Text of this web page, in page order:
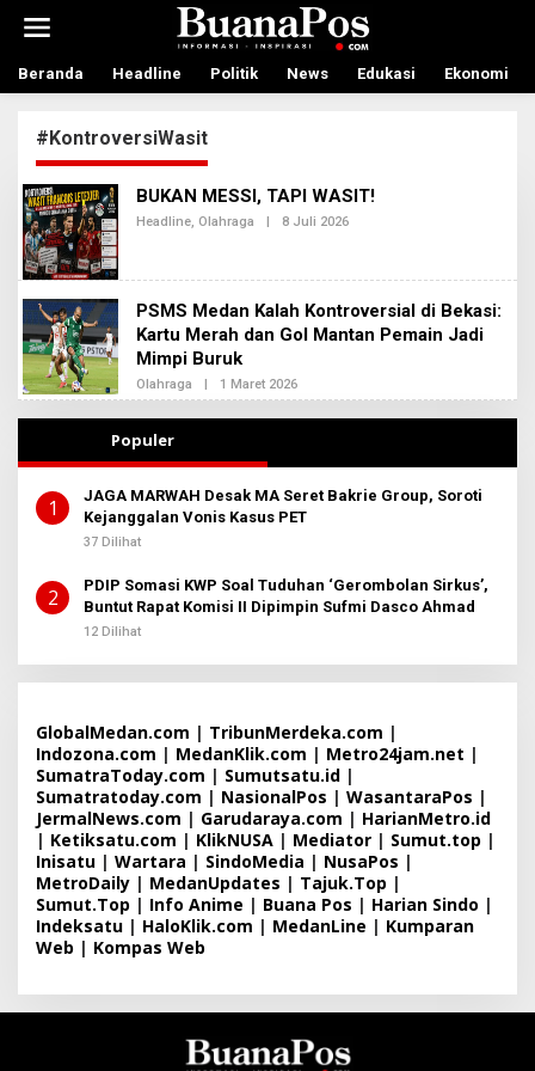
t
Beranda Headline Politik News Edukasi Ekonomi
#KontroversiWasit
BUKAN MESSI, TAPI WASIT!
Headline, Olahraga | 8 Juli 2026
E
D
A
2
PSMS Medan Kalah Kontroversial di Bekasi:
Kartu Merah dan Gol Mantan Pemain Jadi
Mimpi Buruk
Olahraga | 1 Maret 2026
L
E
D
I
N
I
T
A
Populer
1
JAGA MARWAH Desak MA Seret Bakrie Group, Soroti
Kejanggalan Vonis Kasus PET
37 Dilihat
2
PDIP Somasi KWP Soal Tuduhan ‘Gerombolan Sirkus’,
Buntut Rapat Komisi II Dipimpin Sufmi Dasco Ahmad
12 Dilihat
GlobalMedan.com | TribunMerdeka.com |
Indozona.com | MedanKlik.com | Metro24jam.net |
SumatraToday.com | Sumutsatu.id |
Sumatratoday.com | NasionalPos | WasantaraPos |
JermalNews.com | Garudaraya.com | HarianMetro.id
| Ketiksatu.com | KlikNUSA | Mediator | Sumut.top |
Inisatu | Wartara | SindoMedia | NusaPos |
MetroDaily | MedanUpdates | Tajuk.Top |
Sumut.Top | Info Anime | Buana Pos | Harian Sindo |
Indeksatu | HaloKlik.com | MedanLine | Kumparan
Web | Kompas Web